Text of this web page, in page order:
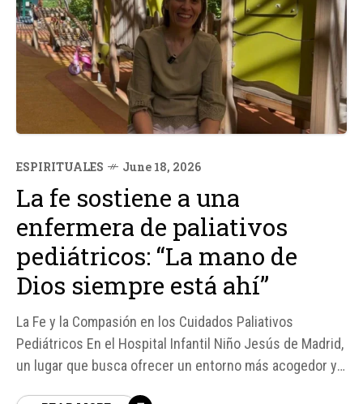
ESPIRITUALES June 18, 2026
La fe sostiene a una
enfermera de paliativos
pediátricos: “La mano de
Dios siempre está ahí”
La Fe y la Compasión en los Cuidados Paliativos
Pediátricos En el Hospital Infantil Niño Jesús de Madrid,
un lugar que busca ofrecer un entorno más acogedor y